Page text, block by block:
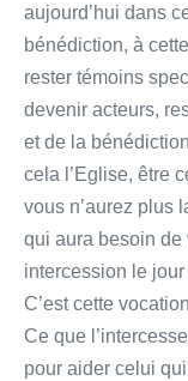
aujourd’hui dans
bénédiction, à
rester témoins
devenir acteurs,
et de la
cela l’Eglise, être
vous n’aurez plus
qui aura besoin de
intercession le
C’est cette
Ce que
pour aider celui